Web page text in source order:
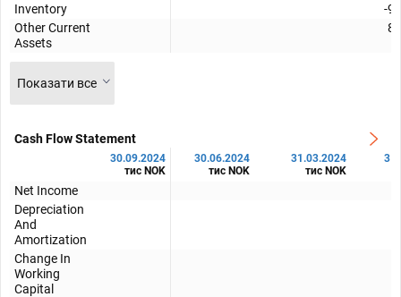
Inventory
-
Other Current
Assets
Показати все
Cash Flow Statement
30.09.2024
тис NOK
30.06.2024
тис NOK
31.03.2024
тис NOK
Net Income
Depreciation
And
Amortization
Change In
Working
Capital